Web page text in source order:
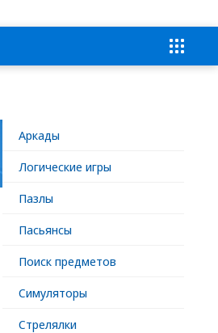
Аркады
Логические игры
Пазлы
Пасьянсы
Поиск предметов
Симуляторы
Стрелялки